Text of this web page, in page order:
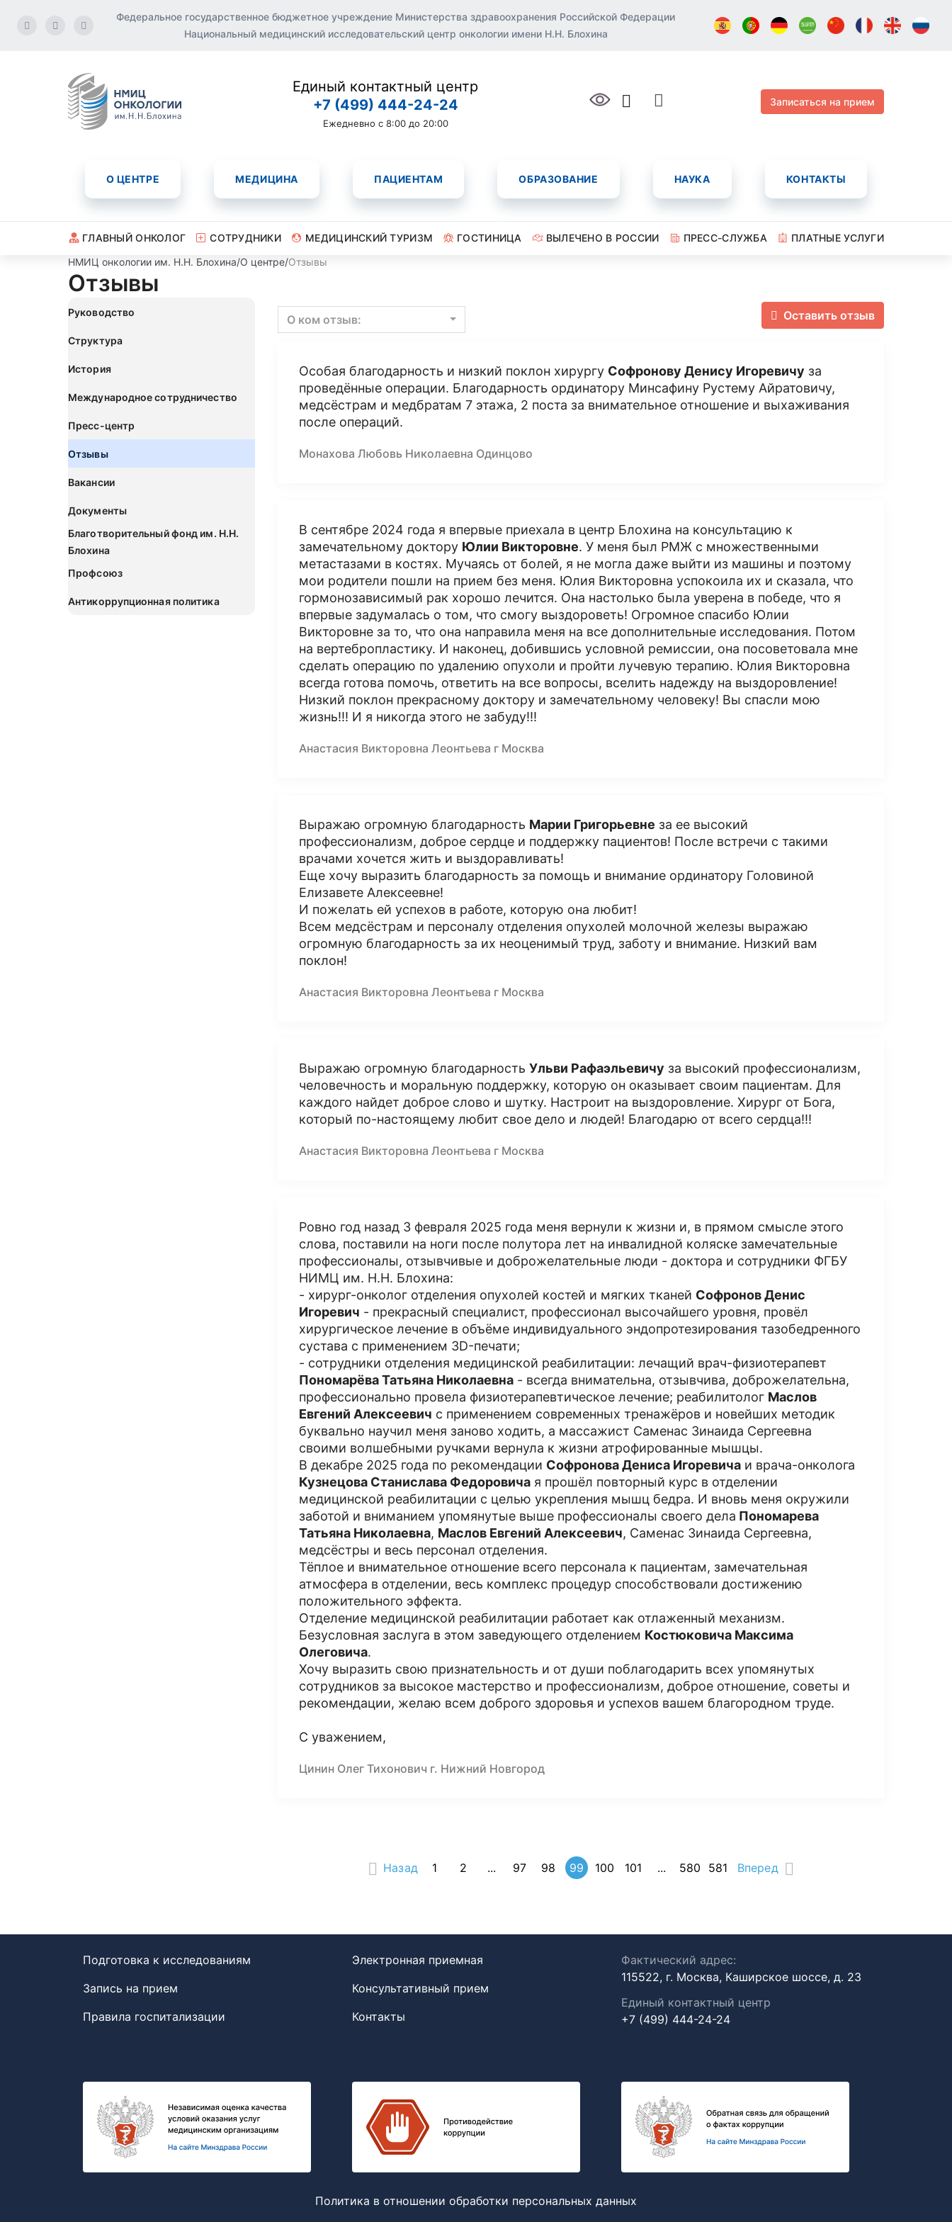
Федеральное государственное бюджетное учреждение Министерства здравоохранения Российской Федерации
Национальный медицинский исследовательский центр онкологии имени Н.Н. Блохина
Единый контактный центр
+7 (499) 444-24-24
Ежедневно с 8:00 до 20:00
Записаться на прием
О ЦЕНТРЕ МЕДИЦИНА ПАЦИЕНТАМ ОБРАЗОВАНИЕ НАУКА КОНТАКТЫ
ГЛАВНЫЙ ОНКОЛОГ СОТРУДНИКИ МЕДИЦИНСКИЙ ТУРИЗМ ГОСТИНИЦА ВЫЛЕЧЕНО В РОССИИ ПРЕСС-СЛУЖБА
ПЛАТНЫЕ УСЛУГИ
НМИЦ онкологии им. Н.Н. Блохина/О центре/Отзывы
Отзывы
Руководство
Структура
История
Международное сотрудничество
Пресс-центр
Отзывы
Вакансии
Документы
Благотворительный фонд им. Н.Н.
Блохина
Профсоюз
Антикоррупционная политика
Оставить отзыв
О ком отзыв:
Особая благодарность и низкий поклон хирургу Софронову Денису Игоревичу за
проведённые операции. Благодарность ординатору Минсафину Рустему Айратовичу,
медсёстрам и медбратам 7 этажа, 2 поста за внимательное отношение и выхаживания
после операций.
Монахова Любовь Николаевна Одинцово
В сентябре 2024 года я впервые приехала в центр Блохина на консультацию к
замечательному доктору Юлии Викторовне. У меня был РМЖ с множественными
метастазами в костях. Мучаясь от болей, я не могла даже выйти из машины и поэтому
мои родители пошли на прием без меня. Юлия Викторовна успокоила их и сказала, что
гормонозависимый рак хорошо лечится. Она настолько была уверена в победе, что я
впервые задумалась о том, что смогу выздороветь! Огромное спасибо Юлии
Викторовне за то, что она направила меня на все дополнительные исследования. Потом
на вертебропластику. И наконец, добившись условной ремиссии, она посоветовала мне
сделать операцию по удалению опухоли и пройти лучевую терапию. Юлия Викторовна
всегда готова помочь, ответить на все вопросы, вселить надежду на выздоровление!
Низкий поклон прекрасному доктору и замечательному человеку! Вы спасли мою
жизнь!!! И я никогда этого не забуду!!!
Анастасия Викторовна Леонтьева г Москва
Выражаю огромную благодарность Марии Григорьевне за ее высокий
профессионализм, доброе сердце и поддержку пациентов! После встречи с такими
врачами хочется жить и выздоравливать!
Еще хочу выразить благодарность за помощь и внимание ординатору Головиной
Елизавете Алексеевне!
И пожелать ей успехов в работе, которую она любит!
Всем медсёстрам и персоналу отделения опухолей молочной железы выражаю
огромную благодарность за их неоценимый труд, заботу и внимание. Низкий вам
поклон!
Анастасия Викторовна Леонтьева г Москва
Выражаю огромную благодарность Ульви Рафаэльевичу за высокий профессионализм,
человечность и моральную поддержку, которую он оказывает своим пациентам. Для
каждого найдет доброе слово и шутку. Настроит на выздоровление. Хирург от Бога,
который по-настоящему любит свое дело и людей! Благодарю от всего сердца!!!
Анастасия Викторовна Леонтьева г Москва
Ровно год назад 3 февраля 2025 года меня вернули к жизни и, в прямом смысле этого
слова, поставили на ноги после полутора лет на инвалидной коляске замечательные
профессионалы, отзывчивые и доброжелательные люди - доктора и сотрудники ФГБУ
НИМЦ им. Н.Н. Блохина:
- хирург-онколог отделения опухолей костей и мягких тканей Софронов Денис
Игоревич - прекрасный специалист, профессионал высочайшего уровня, провёл
хирургическое лечение в объёме индивидуального эндопротезирования тазобедренного
сустава с применением 3D-печати;
- сотрудники отделения медицинской реабилитации: лечащий врач-физиотерапевт
Пономарёва Татьяна Николаевна- всегда внимательна, отзывчива, доброжелательна,
профессионально провела физиотерапевтическое лечение; реабилитолог Маслов
Евгений Алексеевич с применением современных тренажёров и новейших методик
буквально научил меня заново ходить, а массажист Саменас Зинаида Сергеевна
своими волшебными ручками вернула к жизни атрофированные мышцы.
В декабре 2025 года по рекомендации Софронова Дениса Игоревичаи врача-онколога
Кузнецова Станислава Федоровичая прошёл повторный курс в отделении
медицинской реабилитации с целью укрепления мышц бедра. И вновь меня окружили
заботой и вниманием упомянутые выше профессионалы своего дела Пономарева
Татьяна Николаевна, Маслов Евгений Алексеевич, Саменас Зинаида Сергеевна,
медсёстры и весь персонал отделения.
Тёплое и внимательное отношение всего персонала к пациентам, замечательная
атмосфера в отделении, весь комплекс процедур способствовали достижению
положительного эффекта.
Отделение медицинской реабилитации работает как отлаженный механизм.
Безусловная заслуга в этом заведующего отделением Костюковича Максима
Олеговича.
Хочу выразить свою признательность и от души поблагодарить всех упомянутых
сотрудников за высокое мастерство и профессионализм, доброе отношение, советы и
рекомендации, желаю всем доброго здоровья и успехов вашем благородном труде.
С уважением,
Цинин Олег Тихонович г. Нижний Новгород
Назад 1 2 ... 97 98 99 100 101 ... 580 581 Вперед
Подготовка к исследованиям
Запись на прием
Правила госпитализации
Электронная приемная
Консультативный прием
Контакты
Фактический адрес:
115522, г. Москва, Каширское шоссе, д. 23
Единый контактный центр
+7 (499) 444-24-24
Политика в отношении обработки персональных данных